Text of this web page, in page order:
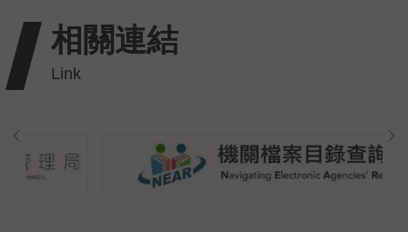
相關連結